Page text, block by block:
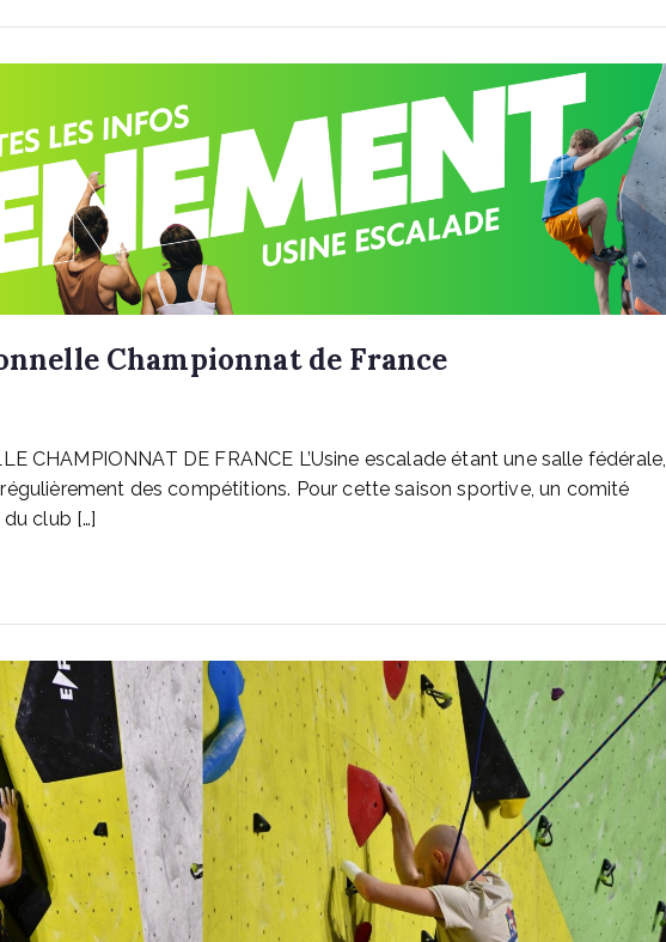
Championnat de France
CHAMPIONNAT DE FRANCE L’Usine escalade étant une salle fédérale,
des compétitions. Pour cette saison sportive, un comité
club […]